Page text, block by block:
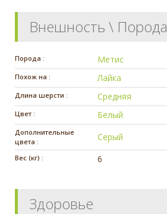
Внешность \ Порода
Порода : Метис
Похож на : Лайка
Длина шерсти : Средняя
Цвет : Белый
Дополнительные
цвета :
Серый
Вес (кг) : 6
Здоровье